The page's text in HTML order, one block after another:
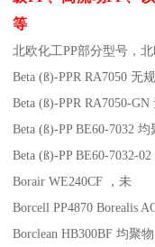
等
北欧化工PP部分型号，北
Beta (ß)-PPR RA7050 无
Beta (ß)-PPR RA7050-GN
Beta (ß)-PP BE60-7032 均
Beta (ß)-PP BE60-7032-02
Borair WE240CF
，未
Borcell PP4870 Borealis
Borclean HB300BF 均聚物